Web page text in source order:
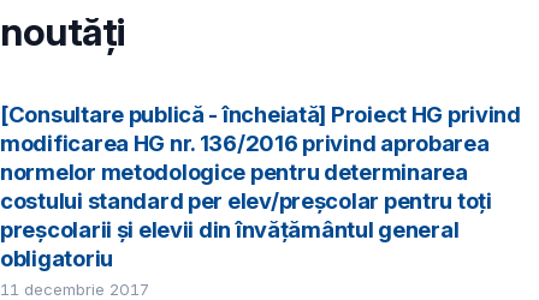
noutăți
[Consultare publică - încheiată] Proiect HG privind
modificarea HG nr. 136/2016 privind aprobarea
normelor metodologice pentru determinarea
costului standard per elev/preșcolar pentru toți
preșcolarii și elevii din învățământul general
obligatoriu
11 decembrie 2017